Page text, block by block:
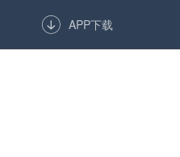
 APP下载